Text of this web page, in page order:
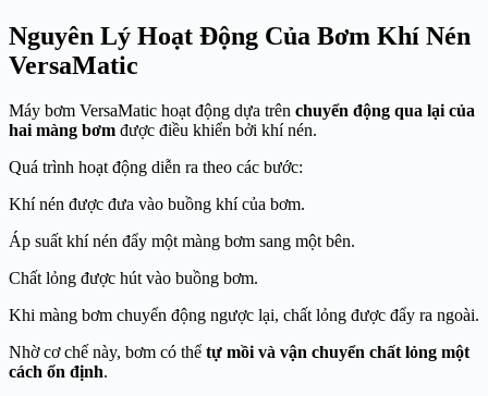
Nguyên Lý Hoạt Động Của Bơm Khí Nén
VersaMatic
Máy bơm VersaMatic hoạt động dựa trên chuyển động qua lại của
hai màng bơm được điều khiển bởi khí nén.
Quá trình hoạt động diễn ra theo các bước:
Khí nén được đưa vào buồng khí của bơm.
Áp suất khí nén đẩy một màng bơm sang một bên.
Chất lỏng được hút vào buồng bơm.
Khi màng bơm chuyển động ngược lại, chất lỏng được đẩy ra ngoài.
Nhờ cơ chế này, bơm có thể tự mồi và vận chuyển chất lỏng một
cách ổn định.